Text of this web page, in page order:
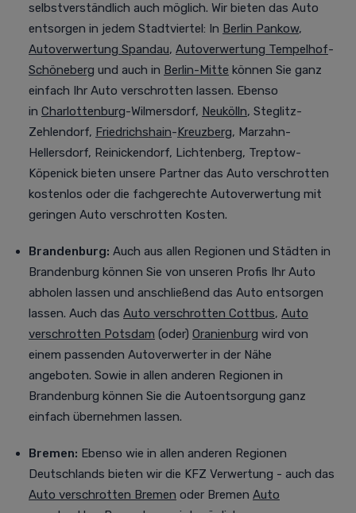
selbstverständlich auch möglich. Wir bieten das Auto
entsorgen in jedem Stadtviertel: In Berlin Pankow,
Autoverwertung Spandau, Autoverwertung Tempelhof-
Schöneberg und auch in Berlin-Mitte können Sie ganz
einfach Ihr Auto verschrotten lassen. Ebenso
in Charlottenburg-Wilmersdorf, Neukölln, Steglitz-
Zehlendorf, Friedrichshain-Kreuzberg, Marzahn-
Hellersdorf, Reinickendorf, Lichtenberg, Treptow-
Köpenick bieten unsere Partner das Auto verschrotten
kostenlos oder die fachgerechte Autoverwertung mit
geringen Auto verschrotten Kosten.
Brandenburg: Auch aus allen Regionen und Städten in
Brandenburg können Sie von unseren Profis Ihr Auto
abholen lassen und anschließend das Auto entsorgen
lassen. Auch das Auto verschrotten Cottbus, Auto
verschrotten Potsdam (oder) Oranienburg wird von
einem passenden Autoverwerter in der Nähe
angeboten. Sowie in allen anderen Regionen in
Brandenburg können Sie die Autoentsorgung ganz
einfach übernehmen lassen.
Bremen: Ebenso wie in allen anderen Regionen
Deutschlands bieten wir die KFZ Verwertung - auch das
Auto verschrotten Bremen oder Bremen Auto